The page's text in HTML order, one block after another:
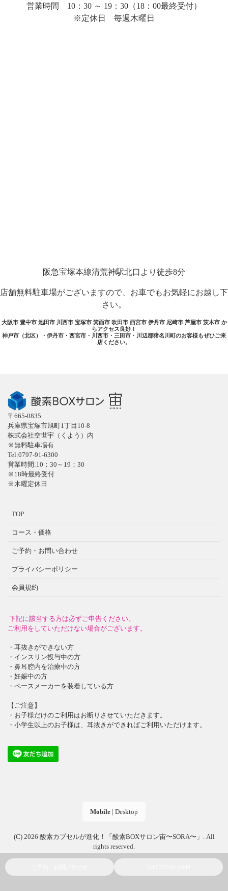
営業時間 10：30 ～ 19：30（18：00最終受付）
※定休日 毎週木曜日
阪急宝塚本線清荒神駅北口より徒歩8分
店舗無料駐車場がございますので、お車でもお気軽にお越し下
さい。
大阪市 豊中市 池田市 川西市 宝塚市 箕面市 吹田市 西宮市 伊丹市 尼崎市 芦屋市 茨木市 か
らアクセス良好！
神戸市（北区）・伊丹市・西宮市・川西市・三田市・川辺郡猪名川町のお客様もぜひご来
店ください。
〒665-0835
兵庫県宝塚市旭町1丁目10-8
株式会社空世宇（くよう）内
※無料駐車場有
Tel:0797-91-6300
営業時間:10：30～19：30
※18時最終受付
※木曜定休日
TOP
コース・価格
ご予約・お問い合わせ
プライバシーポリシー
会員規約
下記に該当する方は必ずご申告ください。
ご利用をしていただけない場合がございます。
・耳抜きができない方
・インスリン投与中の方
・鼻耳腔内を治療中の方
・妊娠中の方
・ペースメーカーを装着している方
【ご注意】
・お子様だけのご利用はお断りさせていただきます。
・小学生以上のお子様は、耳抜きができればご利用いただけます。
Mobile | Desktop
(C) 2026 酸素カプセルが進化！「酸素BOXサロン宙〜SORA〜」 . All
rights reserved.